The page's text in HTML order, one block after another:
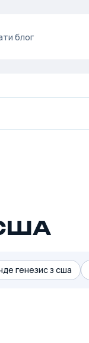
блог
США
генезис з сша